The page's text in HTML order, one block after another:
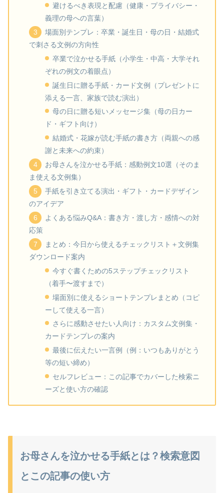
避けるべき表現と配慮（健康・プライバシー・
義理の母への言葉）
場面別テンプレ：卒業・誕生日・母の日・結婚式
で刺さる文例の方向性
卒業で泣かせる手紙（小学生・中高・大学それ
ぞれの例文の着眼点）
誕生日に贈る手紙・カード文例（プレゼントに
添える一言、家族で読む演出）
母の日に贈る短いメッセージ集（母の日カー
ド・ギフト向け）
結婚式・花嫁が読む手紙の書き方（両親への感
謝と未来への約束）
お母さんを泣かせる手紙：感動例文10選（そのま
ま使える文例集）
手紙を引き立てる演出・ギフト・カードデザイン
のアイデア
よくある悩みQ&A：書き方・渡し方・感情への対
応策
まとめ：今日から使えるチェックリスト＋文例集
ダウンロード案内
今すぐ書くための5ステップチェックリスト
（着手〜渡すまで）
場面別に使えるショートテンプレまとめ（コピ
ーして使える一言）
さらに感動させたい人向け：カスタム文例集・
カードテンプレの案内
最後に伝えたい一言例（例：いつもありがとう
等の短い締め）
セルフレビュー：この記事でカバーした検索ニ
ーズと使い方の確認
お母さんを泣かせる手紙とは？検索意図
とこの記事の使い方